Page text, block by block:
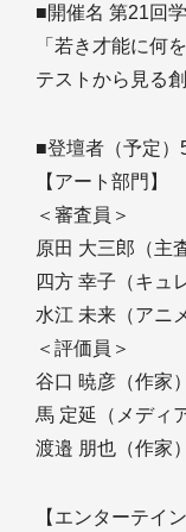
■開催名 第21回
「若き才能に何
テストから見る
■登壇者（予定）
【アート部門】
＜審査員＞
原田 大三郎（主
四方 幸子（キュ
水江 未来（ア
＜評価員＞
谷口 暁彦（作家）
馬 定延（メディ
渡邉 朋也（作家）
【エンターテイ